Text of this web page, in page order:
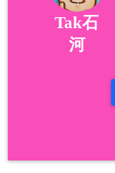
Tak石
河